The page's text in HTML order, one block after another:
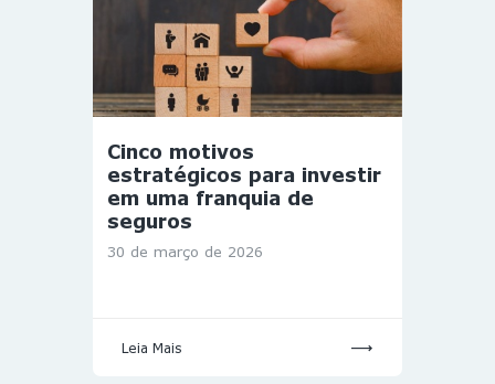
ESPECIAIS
GAIVOTA DE
OURO
MULHERES
GESTORAS
HOMEST
HOME
Cinco motivos
estratégicos para investir
em uma franquia de
seguros
30 de março de 2026
Leia Mais